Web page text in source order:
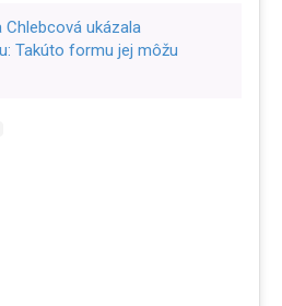
Chlebcová ukázala
Takúto formu jej môžu